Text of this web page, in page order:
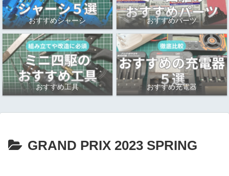
おすすめシャーシ おすすめパーツ
おすすめ工具 おすすめ充電器
GRAND PRIX 2023 SPRING